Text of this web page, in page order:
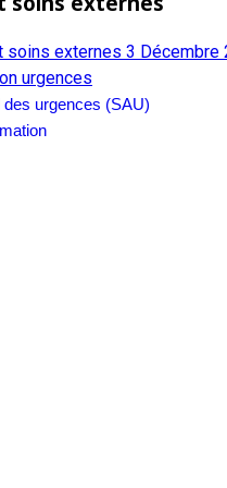
soins externes 3 Décembre
urgences
des urgences (SAU)